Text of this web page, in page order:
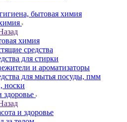
бытовая химия
химия
средства
для стирки
и ароматизаторы
для мытья посуды, пмм
носки
здоровье
и здоровье